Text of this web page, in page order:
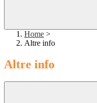
Home >
Altre info
Altre info